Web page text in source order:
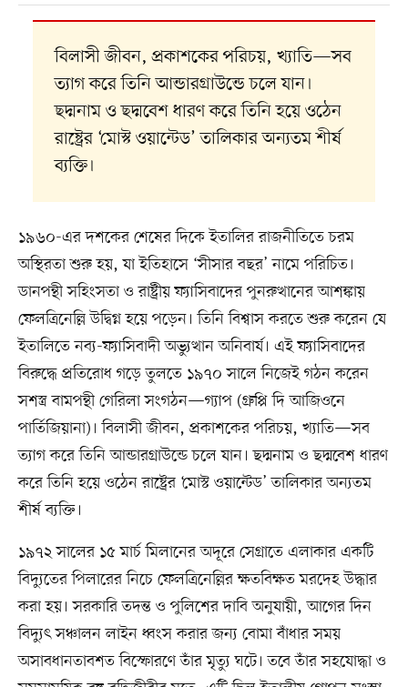
বিলাসী জীবন, প্রকাশকের পরিচয়, খ্যাতি—সব
ত্যাগ করে তিনি আন্ডারগ্রাউন্ডে চলে যান।
ছদ্মনাম ও ছদ্মবেশ ধারণ করে তিনি হয়ে ওঠেন
রাষ্ট্রের ‘মোস্ট ওয়ান্টেড’ তালিকার অন্যতম শীর্ষ
ব্যক্তি।
১৯৬০-এর দশকের শেষের দিকে ইতালির রাজনীতিতে চরম
অস্থিরতা শুরু হয়, যা ইতিহাসে ‘সীসার বছর’ নামে পরিচিত।
ডানপন্থী সহিংসতা ও রাষ্ট্রীয় ফ্যাসিবাদের পুনরুত্থানের আশঙ্কায়
ফেলত্রিনেল্লি উদ্বিগ্ন হয়ে পড়েন। তিনি বিশ্বাস করতে শুরু করেন যে
ইতালিতে নব্য-ফ্যাসিবাদী অভ্যুত্থান অনিবার্য। এই ফ্যাসিবাদের
বিরুদ্ধে প্রতিরোধ গড়ে তুলতে ১৯৭০ সালে নিজেই গঠন করেন
সশস্ত্র বামপন্থী গেরিলা সংগঠন—গ্যাপ (গ্রুপ্পি দি আজিওনে
পার্তিজিয়ানা)। বিলাসী জীবন, প্রকাশকের পরিচয়, খ্যাতি—সব
ত্যাগ করে তিনি আন্ডারগ্রাউন্ডে চলে যান। ছদ্মনাম ও ছদ্মবেশ ধারণ
করে তিনি হয়ে ওঠেন রাষ্ট্রের ‘মোস্ট ওয়ান্টেড’ তালিকার অন্যতম
শীর্ষ ব্যক্তি।
১৯৭২ সালের ১৫ মার্চ মিলানের অদূরে সেগ্রাতে এলাকার একটি
বিদ্যুতের পিলারের নিচে ফেলত্রিনেল্লির ক্ষতবিক্ষত মরদেহ উদ্ধার
করা হয়। সরকারি তদন্ত ও পুলিশের দাবি অনুযায়ী, আগের দিন
বিদ্যুৎ সঞ্চালন লাইন ধ্বংস করার জন্য বোমা বাঁধার সময়
অসাবধানতাবশত বিস্ফোরণে তাঁর মৃত্যু ঘটে। তবে তাঁর সহযোদ্ধা ও